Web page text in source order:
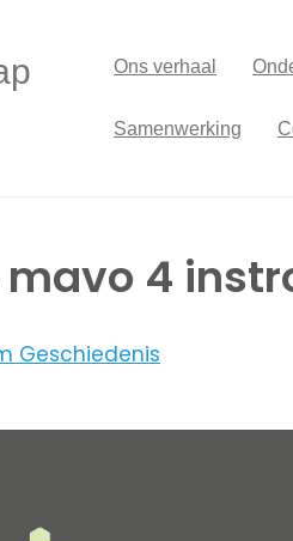
Ons verhaal
Samenwerking
mavo 4
Geschiedenis